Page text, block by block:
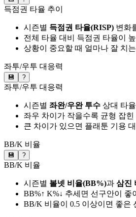
득점권 타율 추이
시즌별 득점권 타율(RISP) 변화
전체 타율 대비 득점권 타율이
상황이 중요할 때 얼마나 잘 치
좌투/우투 대응력
💾 ?
좌투/우투 대응력
시즌별 좌완/우완 투수 상대 타
좌우 차이가 작을수록 균형 잡힌
큰 차이가 있으면 플래툰 기용
BB/K 비율
💾 ?
BB/K 비율
시즌별 볼넷 비율(BB%)과 삼진
BB%↑ K%↓ 추세면 선구안이 좋
BB/K 비율이 0.5 이상이면 좋은